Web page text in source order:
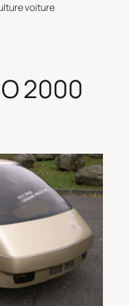
voiture
2000